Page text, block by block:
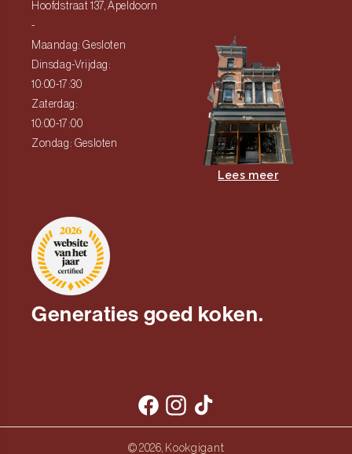
Hoofdstraat 137, Apeldoorn
-
Maandag: Gesloten
Dinsdag-Vrijdag:
10:00-17:30
Zaterdag:
10:00-17:00
Zondag: Gesloten
Lees meer
Generaties goed koken.
Facebook
Instagram
TikTok
© 2026, Kookgigant